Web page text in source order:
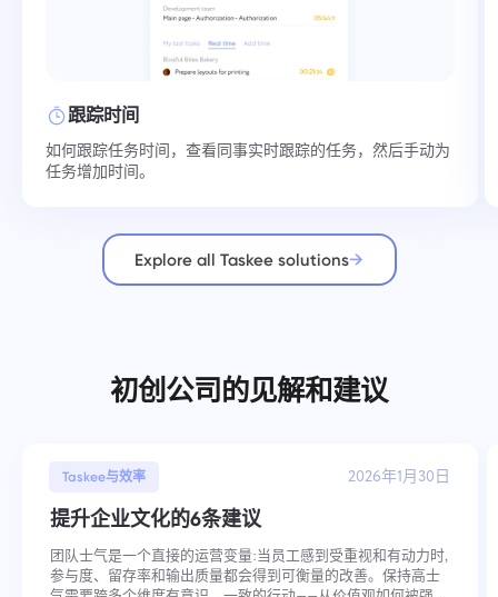
跟踪时间
如何跟踪任务时间，查看同事实时跟踪的任务，然后手动为
任务增加时间。
Explore all Taskee solutions
初创公司的见解和建议
Taskee与效率 2026年1月30日
提升企业文化的6条建议
团队士气是一个直接的运营变量:当员工感到受重视和有动力时,
参与度、留存率和输出质量都会得到可衡量的改善。保持高士